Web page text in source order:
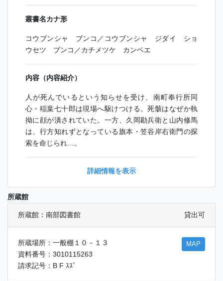
叢書名カナ形
コウブンシャ ブンコ／コウブンシャ ジダイ ショ
ウセツ ブンコ／カチメツケ カンベエ
内容（内容紹介）
人が死んでいるという知らせを受け、南町奉行所同
心・稲葉七十郎は現場へ駆けつける。死骸はなぜか執
拗に顔が潰されていた。一方、久岡勘兵衛と山内修馬
は、行方知れずとなっている旗本・笠谷岸右衛門の探
索を命じられ…。
詳細情報を表示
所蔵館
所蔵館：南部図書館 貸出可
所蔵場所：一般棚１０－１３
資料番号：3010115263
請求記号：B F ｽｽﾞ
MAP